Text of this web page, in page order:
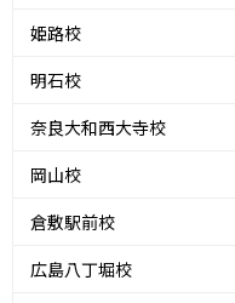
姫路校
明石校
奈良大和西大寺校
岡山校
倉敷駅前校
広島八丁堀校